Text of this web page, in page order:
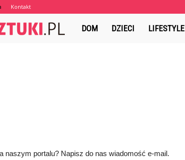
Kontakt
AlejaSztuki.pl
DOM DZIECI LIFESTYLE
naszym portalu? Napisz do nas wiadomość e-mail.